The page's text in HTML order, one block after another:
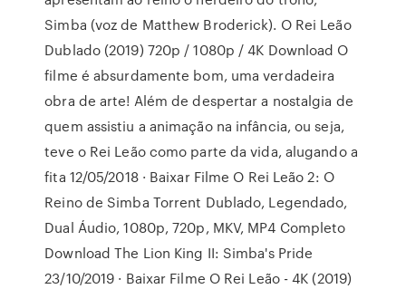
Simba (voz de Matthew Broderick). O Rei Leão
Dublado (2019) 720p / 1080p / 4K Download O
filme é absurdamente bom, uma verdadeira
obra de arte! Além de despertar a nostalgia de
quem assistiu a animação na infância, ou seja,
teve o Rei Leão como parte da vida, alugando a
fita 12/05/2018 · Baixar Filme O Rei Leão 2: O
Reino de Simba Torrent Dublado, Legendado,
Dual Áudio, 1080p, 720p, MKV, MP4 Completo
Download The Lion King II: Simba's Pride
23/10/2019 · Baixar Filme O Rei Leão - 4K (2019)